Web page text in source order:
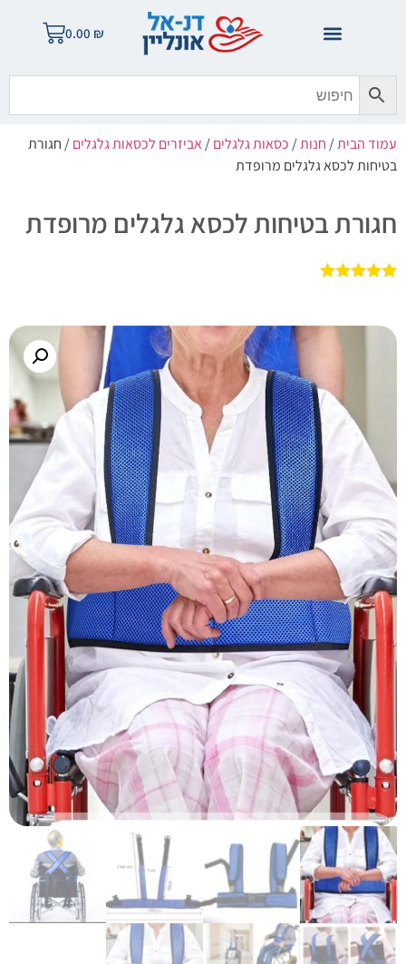
0.00 ₪
עמוד הבית/חנות/כסאות גלגלים/אביזרים לכסאות גלגלים/ חגורת
בטיחות לכסא גלגלים מרופדת
חגורת בטיחות לכסא גלגלים מרופדת
דירוגים של